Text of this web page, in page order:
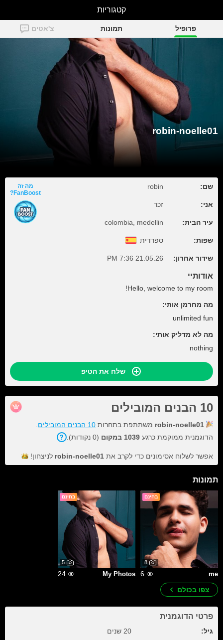
robin-noelle01
פרופיל תמונות צ'אטים
robin-noelle01
שם: robin
אני: זכר
עיר הבית: colombia, medellin
שפות: ספרדית
שידור אחרון: 21.05.26 7:36 PM
מה זה
FanBoost?
אודותיי
Hello, welcome to my room!
מה מחרמן אותי:
unlimited fun
מה לא מדליק אותי:
nothing
שלח את הטיפ
10 הבנים המובילים
robin-noelle01 משתתפת בתחרות 10 הבנים המובילים
הדוגמנית ממוקמת כרגע 1039 במקום (0 נקודות).
אפשר לשלוח אסימונים כדי לקרב את robin-noelle01 לניצחון!
תמונות
בחינם
8
me
6
בחינם
5
My Photos
24
צפו בכולם
פרטי הדוגמנית
גיל: 20 שנים
קטגוריות